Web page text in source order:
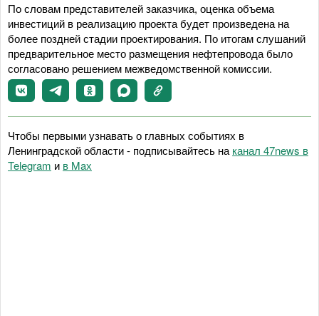
По словам представителей заказчика, оценка объема
инвестиций в реализацию проекта будет произведена на
более поздней стадии проектирования. По итогам слушаний
предварительное место размещения нефтепровода было
согласовано решением межведомственной комиссии.
Чтобы первыми узнавать о главных событиях в
Ленинградской области - подписывайтесь на канал 47news в
Telegram и в Maх